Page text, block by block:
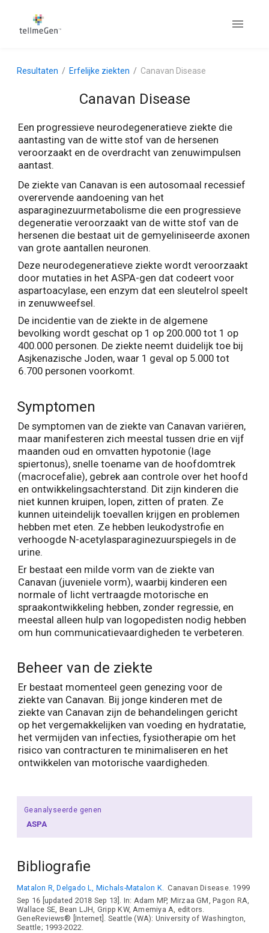
Resultaten Erfelijke ziekten Canavan Disease
Canavan Disease
Een progressieve neurodegeneratieve ziekte die
aantasting van de witte stof van de hersenen
veroorzaakt en de overdracht van zenuwimpulsen
aantast.
De ziekte van Canavan is een autosomaal recessief
overervende aandoening van het
asparaginezuurmetabolisme die een progressieve
degeneratie veroorzaakt van de witte stof van de
hersenen die bestaat uit de gemyeliniseerde axonen
van grote aantallen neuronen.
Deze neurodegeneratieve ziekte wordt veroorzaakt
door mutaties in het ASPA-gen dat codeert voor
aspartoacylase, een enzym dat een sleutelrol speelt
in zenuwweefsel.
De incidentie van de ziekte in de algemene
bevolking wordt geschat op 1 op 200.000 tot 1 op
400.000 personen. De ziekte neemt duidelijk toe bij
Asjkenazische Joden, waar 1 geval op 5.000 tot
6.700 personen voorkomt.
Symptomen
De symptomen van de ziekte van Canavan variëren,
maar manifesteren zich meestal tussen drie en vijf
maanden oud en omvatten hypotonie (lage
spiertonus), snelle toename van de hoofdomtrek
(macrocefalie), gebrek aan controle over het hoofd
en ontwikkelingsachterstand. Dit zijn kinderen die
niet kunnen kruipen, lopen, zitten of praten. Ze
kunnen uiteindelijk toevallen krijgen en problemen
hebben met eten. Ze hebben leukodystrofie en
verhoogde N-acetylasparaginezuurspiegels in de
urine.
Er bestaat een milde vorm van de ziekte van
Canavan (juveniele vorm), waarbij kinderen een
normale of licht vertraagde motorische en
spraakontwikkeling hebben, zonder regressie, en
meestal alleen hulp van logopedisten nodig hebben
om hun communicatievaardigheden te verbeteren.
Beheer van de ziekte
Er bestaat momenteel geen genezing voor de
ziekte van Canavan. Bij jonge kinderen met de
ziekte van Canavan zijn de behandelingen gericht
op het vergemakkelijken van voeding en hydratatie,
het vermijden van infecties, fysiotherapie om het
risico van contracturen te minimaliseren en het
ontwikkelen van motorische vaardigheden.
Geanalyseerde genen
ASPA
Bibliografie
Matalon R, Delgado L, Michals-Matalon K.
Canavan Disease. 1999
Sep 16 [updated 2018 Sep 13]. In: Adam MP, Mirzaa GM, Pagon RA,
Wallace SE, Bean LJH, Gripp KW, Amemiya A, editors.
GeneReviews® [Internet]. Seattle (WA): University of Washington,
Seattle; 1993-2022.